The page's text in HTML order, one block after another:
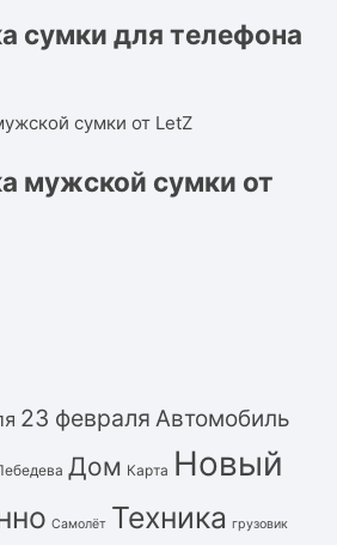
сумки для телефона
мужской сумки от
23 февраля Автомобиль
Дом Карта Новый
Самолёт Техника грузовик